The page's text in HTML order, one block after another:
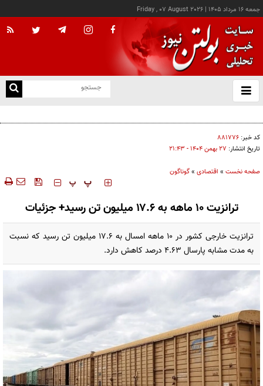
جمعه ۱۶ مرداد ۱۴۰۵ |
Friday , 07 August 2026
باز
و
کد خبر: ۸۸۱۷۷۶
تاریخ انتشار: ۲۷ بهمن ۱۴۰۴ - ۲۱:۴۳
صفحه نخست » اقتصادی »گوناگون
‍‍‍ پ پ
ترانزیت ۱۰ ماهه به ۱۷.۶ میلیون تن رسید+ جزئیات
ترانزیت خارجی کشور در ۱۰ ماهه امسال به ۱۷.۶ میلیون تن رسید که نسبت
به مدت مشابه پارسال ۴.۶۳ درصد کاهش دارد.